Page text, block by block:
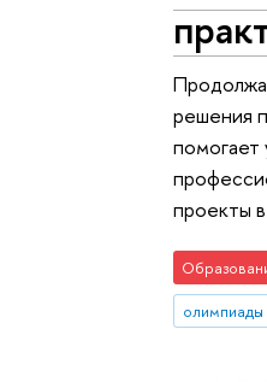
решения
помогает
проекты